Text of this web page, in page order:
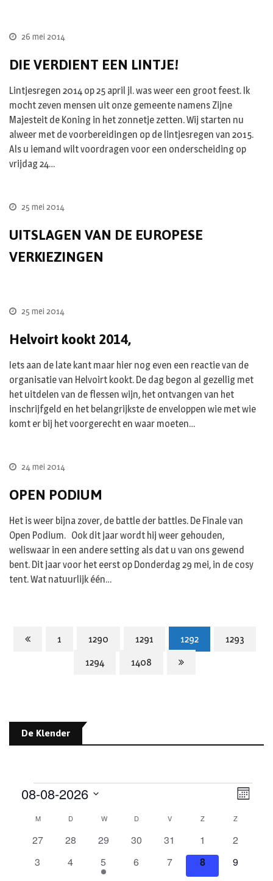
26 mei 2014
DIE VERDIENT EEN LINTJE!
Lintjesregen 2014 op 25 april jl. was weer een groot feest. Ik
mocht zeven mensen uit onze gemeente namens Zijne
Majesteit de Koning in het zonnetje zetten. Wij starten nu
alweer met de voorbereidingen op de lintjesregen van 2015.
Als u iemand wilt voordragen voor een onderscheiding op
vrijdag 24…
25 mei 2014
UITSLAGEN VAN DE EUROPESE
VERKIEZINGEN
25 mei 2014
Helvoirt kookt 2014,
Iets aan de late kant maar hier nog even een reactie van de
organisatie van Helvoirt kookt. De dag begon al gezellig met
het uitdelen van de flessen wijn, het ontvangen van het
inschrijfgeld en het belangrijkste de enveloppen wie met wie
komt er bij het voorgerecht en waar moeten…
24 mei 2014
OPEN PODIUM
Het is weer bijna zover, de battle der battles. De Finale van
Open Podium. Ook dit jaar wordt hij weer gehouden,
weliswaar in een andere setting als dat u van ons gewend
bent. Dit jaar voor het eerst op Donderdag 29 mei, in de cosy
tent. Wat natuurlijk één…
1 1290 1291 1292
1293
1294
1408
De Klender